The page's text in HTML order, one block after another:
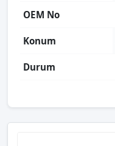
OEM No
Konum
Durum